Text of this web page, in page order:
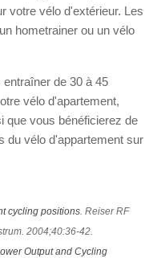
votre vélo d'extérieur. Les
hometrainer ou un vélo
de 30 à 45
vélo d'apartement,
que vous bénéficierez de
du vélo d'appartement sur
cycling positions. Reiser RF
2004;40:36-42.
Output and Cycling